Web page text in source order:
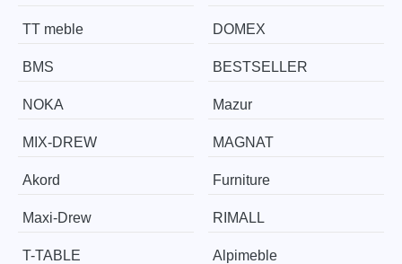
TT meble DOMEX
BMS BESTSELLER
NOKA Mazur
MIX-DREW MAGNAT
Akord Furniture
Maxi-Drew RIMALL
T-TABLE Alpimeble